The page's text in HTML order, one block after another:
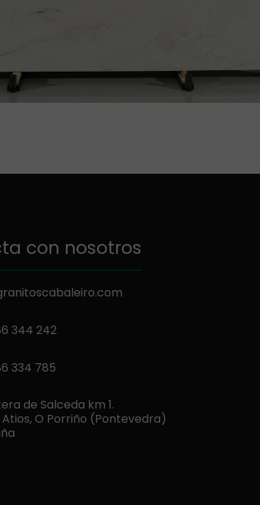
con nosotros
344 242
334 785
de Salceda km 1.
O Porriño (Pontevedra)